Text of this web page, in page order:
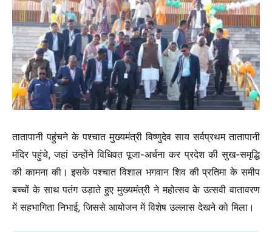
तातापानी पहुंचने के पश्चात मुख्यमंत्री विष्णुदेव साय सर्वप्रथम तातापानी
मंदिर पहुंचे, जहां उन्होंने विधिवत पूजा-अर्चना कर प्रदेश की सुख-समृद्धि
की कामना की। इसके पश्चात विशाल भगवान शिव की प्रतिमा के समीप
बच्चों के साथ पतंग उड़ाते हुए मुख्यमंत्री ने महोत्सव के उत्सवी वातावरण
में सहभागिता निभाई, जिससे आयोजन में विशेष उल्लास देखने को मिला।